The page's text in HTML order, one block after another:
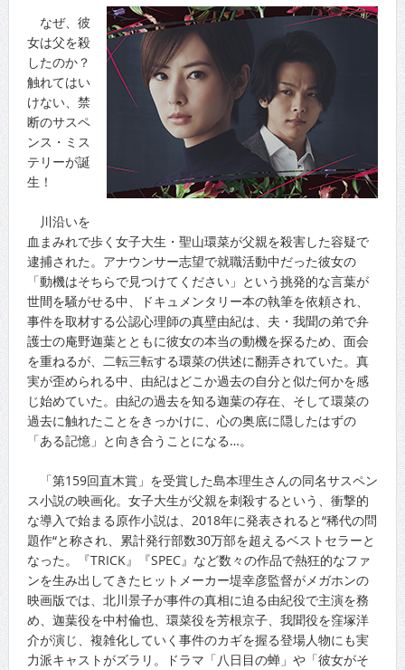
なぜ、彼
女は父を殺
したのか？
触れてはい
けない、禁
断のサスペ
ンス・ミス
テリーが誕
生！
川沿いを
血まみれで歩く女子大生・聖山環菜が父親を殺害した容疑で
逮捕された。アナウンサー志望で就職活動中だった彼女の
「動機はそちらで見つけてください」という挑発的な言葉が
世間を騒がせる中、ドキュメンタリー本の執筆を依頼され、
事件を取材する公認心理師の真壁由紀は、夫・我聞の弟で弁
護士の庵野迦葉とともに彼女の本当の動機を探るため、面会
を重ねるが、二転三転する環菜の供述に翻弄されていた。真
実が歪められる中、由紀はどこか過去の自分と似た何かを感
じ始めていた。由紀の過去を知る迦葉の存在、そして環菜の
過去に触れたことをきっかけに、心の奥底に隠したはずの
「ある記憶」と向き合うことになる…。
「第159回直木賞」を受賞した島本理生さんの同名サスペン
ス小説の映画化。女子大生が父親を刺殺するという、衝撃的
な導入で始まる原作小説は、2018年に発表されると“稀代の問
題作“と称され、累計発行部数30万部を超えるベストセラーと
なった。『TRICK』『SPEC』など数々の作品で熱狂的なファ
ンを生み出してきたヒットメーカー堤幸彦監督がメガホンの
映画版では、北川景子が事件の真相に迫る由紀役で主演を務
め、迦葉役を中村倫也、環菜役を芳根京子、我聞役を窪塚洋
介が演じ、複雑化していく事件のカギを握る登場人物にも実
力派キャストがズラリ。ドラマ「八日目の蝉」や「彼女がそ